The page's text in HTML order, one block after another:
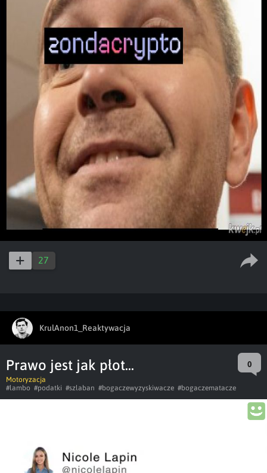
27
KrulAnon1_Reaktywacja
Prawo jest jak płot... 0
Motoryzacja
#lambo #podatki #szlaban #bogaczewyzyskiwacze #bogaczematacze